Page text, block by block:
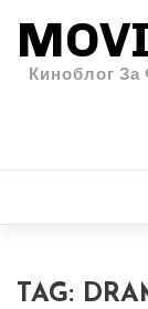
Киноблог
TAG: